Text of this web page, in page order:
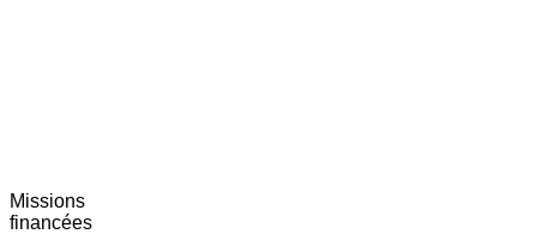
Missions
financées